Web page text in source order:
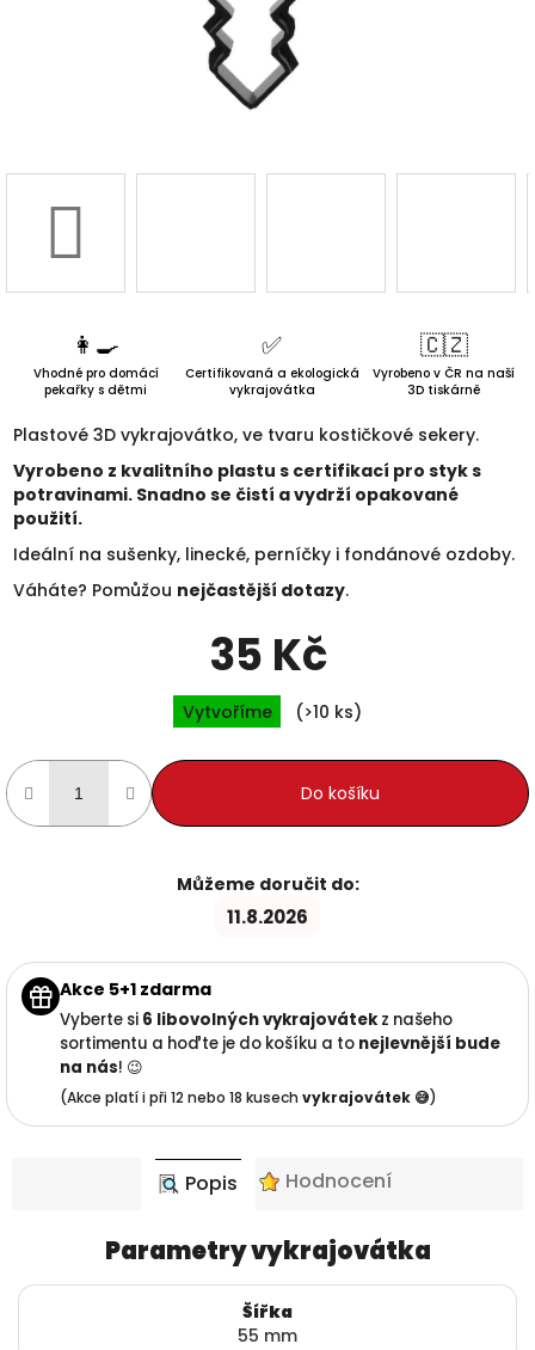
nás
Blog
👩‍🍳
Vhodné pro domácí
pekařky s dětmi
✅️
Certifikovaná a ekologická
vykrajovátka
🇨🇿
Vyrobeno v ČR na naší
3D tiskárně
Plastové 3D vykrajovátko, ve tvaru kostičkové sekery.
Vyrobeno z kvalitního plastu s certifikací pro styk s
potravinami. Snadno se čistí a vydrží opakované
použití.
Ideální na sušenky, linecké, perníčky i fondánové ozdoby.
Váháte? Pomůžou nejčastější dotazy.
35 Kč
Měrná cena:
Vytvoříme (>10 ks)
Do košíku
Můžeme doručit do:
11.8.2026
Akce 5+1 zdarma
Vyberte si 6 libovolných vykrajovátek z našeho
sortimentu a hoďte je do košíku a to nejlevnější bude
na nás! 😉
(Akce platí i při 12 nebo 18 kusech vykrajovátek 😅)
Popis Hodnocení
Parametry vykrajovátka
Šířka
55 mm